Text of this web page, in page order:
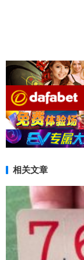
相关文章